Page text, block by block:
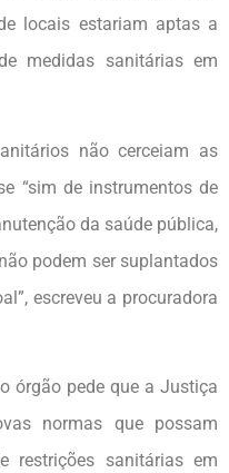
locais estariam aptas a
medidas sanitárias em
não cerceiam as
“sim de instrumentos de
da saúde pública,
podem ser suplantados
escreveu a procuradora
órgão pede que a Justiça
normas que possam
restrições sanitárias em